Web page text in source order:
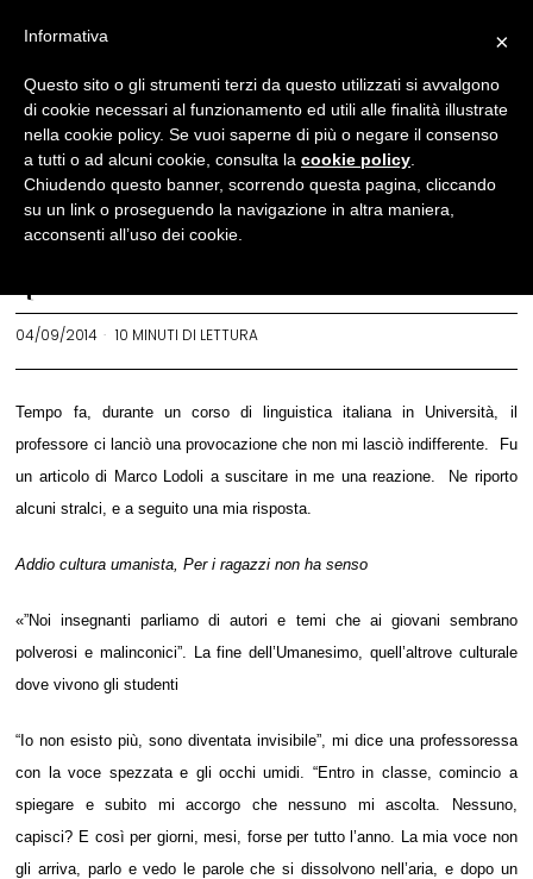
Letteratura
Giovani e cultura umanista:
è davvero un binomio
impossibile? Dialogo con
Marco Lodoli
04/09/2014 10 MINUTI DI LETTURA
Tempo fa, durante un corso di linguistica italiana in Università, il
professore ci lanciò una provocazione che non mi lasciò indifferente. Fu
un articolo di Marco Lodoli a suscitare in me una reazione. Ne riporto
alcuni stralci, e a seguito una mia risposta.
Addio cultura umanista, Per i ragazzi non ha senso
«”Noi insegnanti parliamo di autori e temi che ai giovani sembrano
polverosi e malinconici”. La fine dell’Umanesimo, quell’altrove culturale
dove vivono gli studenti
“Io non esisto più, sono diventata invisibile”, mi dice una professoressa
con la voce spezzata e gli occhi umidi. “Entro in classe, comincio a
spiegare e subito mi accorgo che nessuno mi ascolta. Nessuno,
capisci? E così per giorni, mesi, forse per tutto l’anno. La mia voce non
gli arriva, parlo e vedo le parole che si dissolvono nell’aria, e dopo un
×
Informativa
Questo sito o gli strumenti terzi da questo utilizzati si avvalgono
di cookie necessari al funzionamento ed utili alle finalità illustrate
nella cookie policy. Se vuoi saperne di più o negare il consenso
a tutti o ad alcuni cookie, consulta la cookie policy
Chiudendo questo banner, scorrendo questa pagina, cliccando
su un link o proseguendo la navigazione in altra maniera,
acconsenti all’uso dei cookie.